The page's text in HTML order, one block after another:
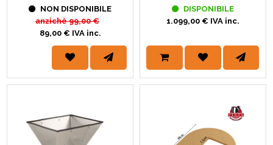
NON DISPONIBILE
anzichè99,00 €
89,00 € IVA inc.
DISPONIBILE
1.099,00 € IVA inc.